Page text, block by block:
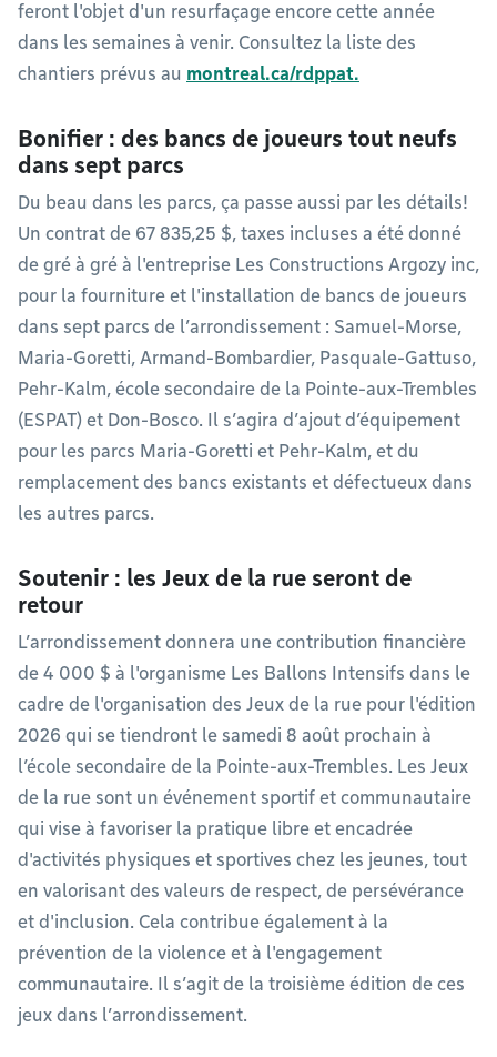
feront l'objet d'un resurfaçage encore cette année
dans les semaines à venir. Consultez la liste des
chantiers prévus au montreal.ca/rdppat.
Bonifier : des bancs de joueurs tout neufs
dans sept parcs
Du beau dans les parcs, ça passe aussi par les détails!
Un contrat de 67 835,25 $, taxes incluses a été donné
de gré à gré à l'entreprise Les Constructions Argozy inc,
pour la fourniture et l'installation de bancs de joueurs
dans sept parcs de l’arrondissement : Samuel-Morse,
Maria-Goretti, Armand-Bombardier, Pasquale-Gattuso,
Pehr-Kalm, école secondaire de la Pointe-aux-Trembles
(ESPAT) et Don-Bosco. Il s’agira d’ajout d’équipement
pour les parcs Maria-Goretti et Pehr-Kalm, et du
remplacement des bancs existants et défectueux dans
les autres parcs.
Soutenir : les Jeux de la rue seront de
retour
L’arrondissement donnera une contribution financière
de 4 000 $ à l'organisme Les Ballons Intensifs dans le
cadre de l'organisation des Jeux de la rue pour l'édition
2026 qui se tiendront le samedi 8 août prochain à
l’école secondaire de la Pointe-aux-Trembles. Les Jeux
de la rue sont un événement sportif et communautaire
qui vise à favoriser la pratique libre et encadrée
d'activités physiques et sportives chez les jeunes, tout
en valorisant des valeurs de respect, de persévérance
et d'inclusion. Cela contribue également à la
prévention de la violence et à l'engagement
communautaire. Il s’agit de la troisième édition de ces
jeux dans l’arrondissement.